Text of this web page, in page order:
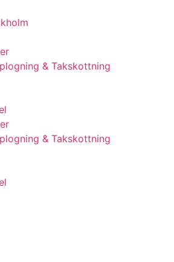
& Takskottning
& Takskottning